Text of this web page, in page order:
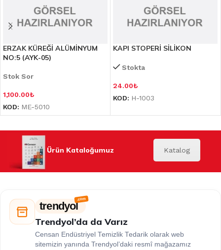
ERZAK KÜREĞİ ALÜMİNYUM
NO:5 (AYK-05)
Stok Sor
1,100.00₺
KOD: ME-5010
KAPI STOPERİ SİLİKON
Stokta
24.00₺
KOD: H-1003
Ürün Kataloğumuz Katalog
trendyol
Trendyol’da da Varız
Censan Endüstriyel Temizlik Tedarik olarak web
sitemizin yanında Trendyol’daki resmî mağazamız